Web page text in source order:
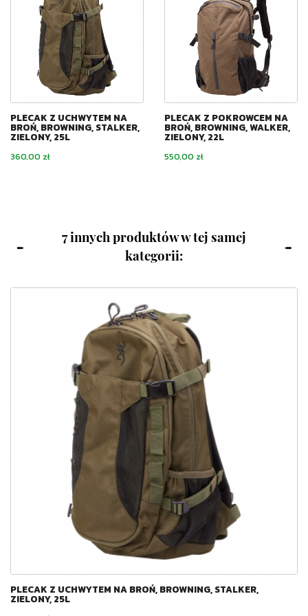
PLECAK Z UCHWYTEM NA
BROŃ, BROWNING, STALKER,
ZIELONY, 25L
Cena
360,00 zł
PLECAK Z POKROWCEM NA
BROŃ, BROWNING, WALKER,
ZIELONY, 22L
Cena
550,00 zł
7 innych produktów w tej samej
kategorii:
PLECAK Z UCHWYTEM NA BROŃ, BROWNING, STALKER,
ZIELONY, 25L